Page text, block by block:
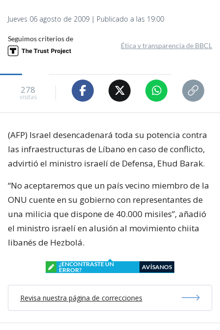
Jueves 06 agosto de 2009 | Publicado a las 19:00
Seguimos criterios de
Ética y transparencia de BBCL
278
visitas
(AFP) Israel desencadenará toda su potencia contra
las infraestructuras de Líbano en caso de conflicto,
advirtió el ministro israelí de Defensa, Ehud Barak.
“No aceptaremos que un país vecino miembro de la
ONU cuente en su gobierno con representantes de
una milicia que dispone de 40.000 misiles”, añadió
el ministro israelí en alusión al movimiento chiita
libanés de Hezbolá.
¿ENCONTRASTE UN
ERROR?
AVÍSANOS
Revisa nuestra página de correcciones